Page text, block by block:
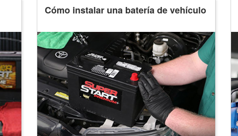
Cómo instalar una batería de vehículo